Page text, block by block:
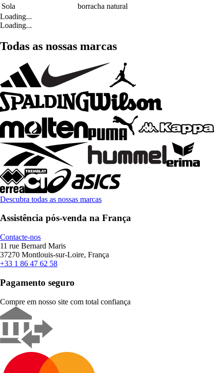
Sola
borracha natural
Loading...
Loading...
Todas as nossas marcas
Descubra todas as nossas marcas
Assistência pós-venda na França
Contacte-nos
11 rue Bernard Maris
37270 Montlouis-sur-Loire, França
+33 1 86 47 62 58
Pagamento seguro
Compre em nosso site com total confiança